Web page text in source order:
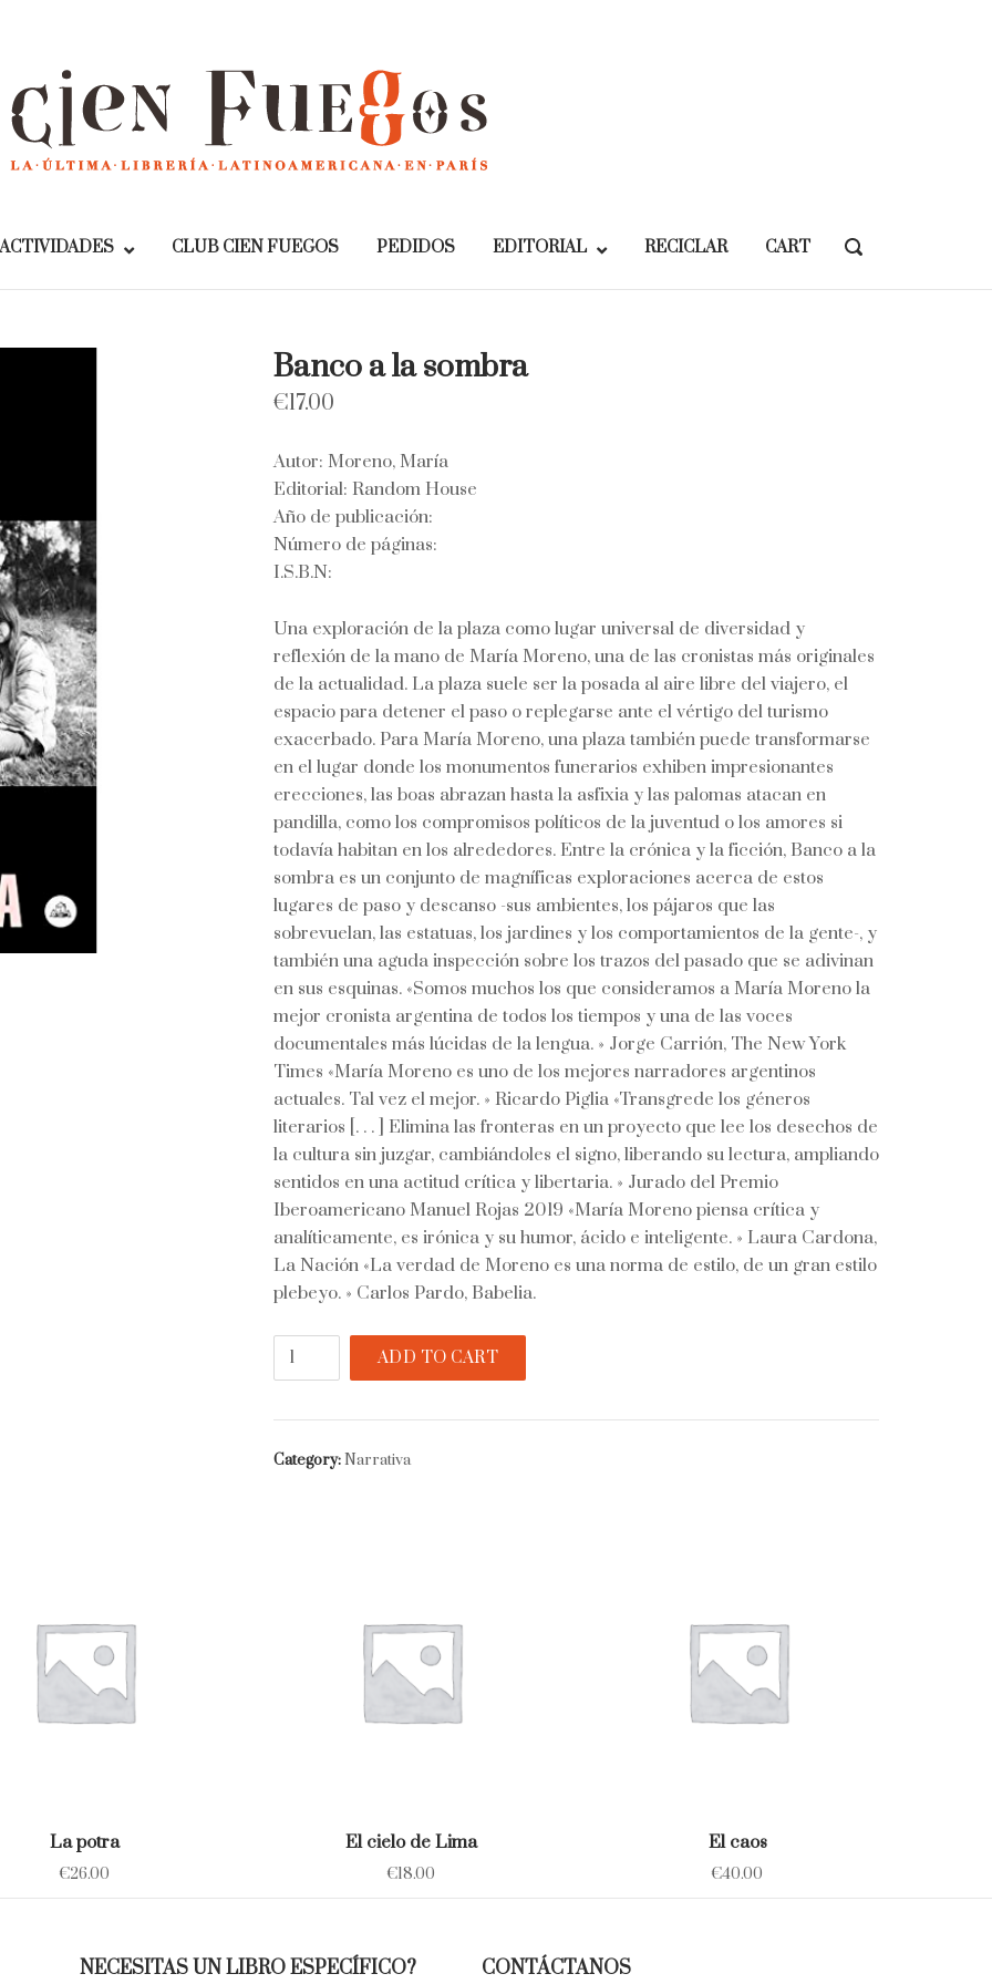
ACTIVIDADES CLUB CIEN FUEGOS PEDIDOS EDITORIAL RECICLAR CART
OPEN
BAR
Banco a la sombra
€17.00
Autor: Moreno, María
Editorial: Random House
Año de publicación:
Número de páginas:
I.S.B.N:
Una exploración de la plaza como lugar universal de diversidad y
reflexión de la mano de María Moreno, una de las cronistas más originales
de la actualidad. La plaza suele ser la posada al aire libre del viajero, el
espacio para detener el paso o replegarse ante el vértigo del turismo
exacerbado. Para María Moreno, una plaza también puede transformarse
en el lugar donde los monumentos funerarios exhiben impresionantes
erecciones, las boas abrazan hasta la asfixia y las palomas atacan en
pandilla, como los compromisos políticos de la juventud o los amores si
todavía habitan en los alrededores. Entre la crónica y la ficción, Banco a la
sombra es un conjunto de magníficas exploraciones acerca de estos
lugares de paso y descanso -sus ambientes, los pájaros que las
sobrevuelan, las estatuas, los jardines y los comportamientos de la gente-, y
también una aguda inspección sobre los trazos del pasado que se adivinan
en sus esquinas. «Somos muchos los que consideramos a María Moreno la
mejor cronista argentina de todos los tiempos y una de las voces
documentales más lúcidas de la lengua. » Jorge Carrión, The New York
Times «María Moreno es uno de los mejores narradores argentinos
actuales. Tal vez el mejor. » Ricardo Piglia «Transgrede los géneros
literarios [. . . ] Elimina las fronteras en un proyecto que lee los desechos de
la cultura sin juzgar, cambiándoles el signo, liberando su lectura, ampliando
sentidos en una actitud crítica y libertaria. » Jurado del Premio
Iberoamericano Manuel Rojas 2019 «María Moreno piensa crítica y
analíticamente, es irónica y su humor, ácido e inteligente. » Laura Cardona,
La Nación «La verdad de Moreno es una norma de estilo, de un gran estilo
plebeyo. » Carlos Pardo, Babelia.
Banco
sombra
quantity
ADD TO CART
Category:Narrativa
La potra
€26.00
El cielo de Lima
€18.00
El caos
€40.00
NECESITAS UN LIBRO ESPECÍFICO? CONTÁCTANOS